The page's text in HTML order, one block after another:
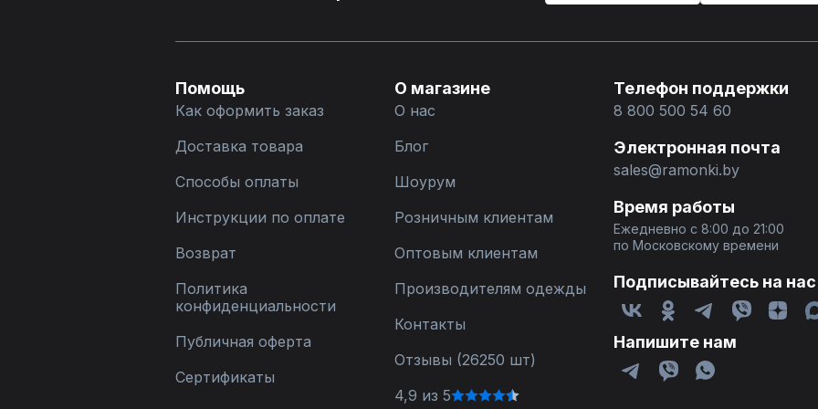
Помощь
Как оформить заказ
Доставка товара
Способы оплаты
Инструкции по оплате
Возврат
Политика
конфиденциальности
Публичная оферта
Сертификаты
О магазине
О нас
Блог
Шоурум
Розничным клиентам
Оптовым клиентам
Производителям одежды
Контакты
Отзывы (26250 шт)
4,9 из 5
Телефон поддержки
8 800 500 54 60
Электронная почта
sales@ramonki.by
Время работы
Ежедневно с 8:00 до 21:00
по Московскому времени
Подписывайтесь на нас
Напишите нам